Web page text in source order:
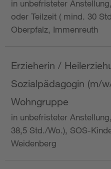
in unbefristeter
oder Teilzeit ( mind. 30
Oberpfalz, Immenreuth
Erzieherin /
Sozialpädagogin (m/
Wohngruppe
in unbefristeter
38,5 Std./Wo.), SOS-
Weidenberg